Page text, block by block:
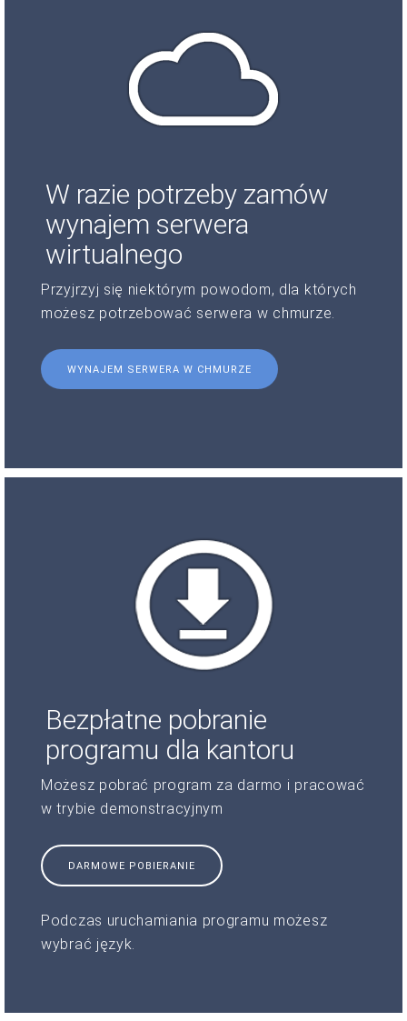
W razie potrzeby zamów
wynajem serwera
wirtualnego
Przyjrzyj się niektórym powodom, dla których
możesz potrzebować serwera w chmurze.
WYNAJEM SERWERA W CHMURZE
Bezpłatne pobranie
programu dla kantoru
Możesz pobrać program za darmo i pracować
w trybie demonstracyjnym
DARMOWE POBIERANIE
Podczas uruchamiania programu możesz
wybrać język.